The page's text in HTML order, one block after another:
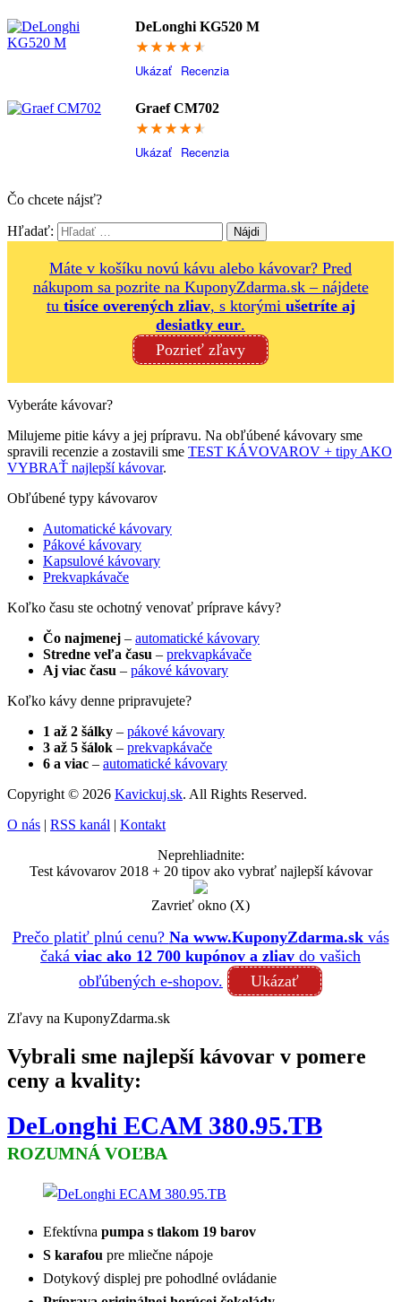
DeLonghi KG520 M
91.4
Ukázať Recenzia
Graef CM702
91.4
Ukázať Recenzia
Čo chcete nájsť?
Hľadať:
Máte v košíku novú kávu alebo kávovar? Pred
nákupom sa pozrite na KuponyZdarma.sk – nájdete
tu tisíce overených zliav, s ktorými ušetríte aj
desiatky eur.
Pozrieť zľavy
Vyberáte kávovar?
Milujeme pitie kávy a jej prípravu. Na obľúbené kávovary sme
spravili recenzie a zostavili sme TEST KÁVOVAROV + tipy AKO
VYBRAŤ najlepší kávovar.
Obľúbené typy kávovarov
Automatické kávovary
Pákové kávovary
Kapsulové kávovary
Prekvapkávače
Koľko času ste ochotný venovať príprave kávy?
Čo najmenej – automatické kávovary
Stredne veľa času – prekvapkávače
Aj viac času – pákové kávovary
Koľko kávy denne pripravujete?
1 až 2 šálky – pákové kávovary
3 až 5 šálok – prekvapkávače
6 a viac – automatické kávovary
Copyright © 2026 Kavickuj.sk. All Rights Reserved.
O nás | RSS kanál | Kontakt
Neprehliadnite:
Test kávovarov 2018 + 20 tipov ako vybrať najlepší kávovar
Zavrieť okno (X)
Prečo platiť plnú cenu? Na www.KuponyZdarma.skvás
čaká viac ako 12 700 kupónov a zliav do vašich
obľúbených e-shopov.
Ukázať
Zľavy na KuponyZdarma.sk
Vybrali sme najlepší kávovar v pomere
ceny a kvality:
DeLonghi ECAM 380.95.TB
ROZUMNÁ VOĽBA
Efektívna pumpa s tlakom 19 barov
S karafou pre mliečne nápoje
Dotykový displej pre pohodlné ovládanie